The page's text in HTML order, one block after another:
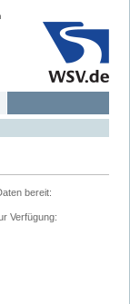
bereit:
Verfügung: